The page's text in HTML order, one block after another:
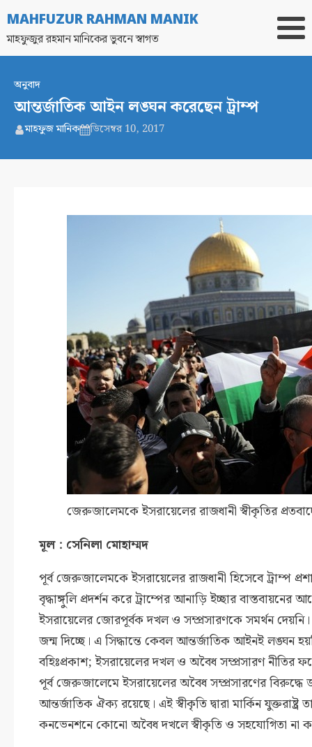
MAHFUZUR RAHMAN MANIK
মাহফুজুর রহমান মানিকের ভুবনে স্বাগত
অনুবাদ
আন্তর্জাতিক আইন লঙ্ঘন করেছেন ট্রাম্প
মাহফুজ মানিক ডিসেম্বর 10, 2017
জেরুজালেমকে ইসরায়েলের রাজধানী স্বীকৃতির
মূল : সেনিলা মোহাম্মদ
পূর্ব জেরুজালেমকে ইসরায়েলের রাজধানী হিসেবে ট্রাম্প
বৃদ্ধাঙ্গুলি প্রদর্শন করে ট্রাম্পের আনাড়ি ইচ্ছার
ইসরায়েলের জোরপূর্বক দখল ও সম্প্রসারণকে সমর্থন দেয়নি।
জন্ম দিচ্ছে। এ সিদ্ধান্তে কেবল আন্তর্জাতিক আইনই লঙ্ঘন
বহিঃপ্রকাশ; ইসরায়েলের দখল ও অবৈধ সম্প্রসারণ নীতির
পূর্ব জেরুজালেমে ইসরায়েলের অবৈধ সম্প্রসারণের বিরুদ্ধে
আন্তর্জাতিক ঐক্য রয়েছে। এই স্বীকৃতি দ্বারা মার্কিন
কনভেনশনে কোনো অবৈধ দখলে স্বীকৃতি ও সহযোগিতা না